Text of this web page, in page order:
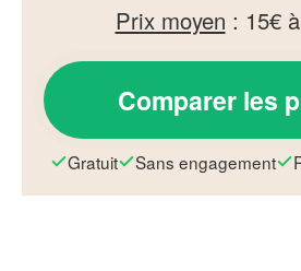
Prix moyen : 15€
Comparer les
Gratuit Sans engagement